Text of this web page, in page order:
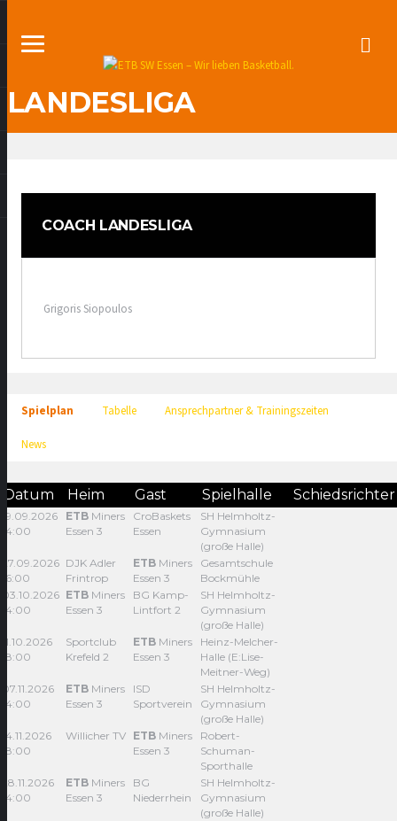
LANDESLIGA
COACH LANDESLIGA
Grigoris Siopoulos
Spielplan Tabelle Ansprechpartner & Trainingszeiten
News
Datum Heim Gast Spielhalle
19.09.2026
14:00
ETBMiners
Essen 3
CroBaskets
Essen
SH Helmholtz-
Gymnasium
(große Halle)
27.09.2026
16:00
DJK Adler
Frintrop
ETBMiners
Essen 3
Gesamtschule
Bockmühle
03.10.2026
14:00
ETBMiners
Essen 3
BG Kamp-
Lintfort 2
SH Helmholtz-
Gymnasium
(große Halle)
11.10.2026
18:00
Sportclub
Krefeld 2
ETBMiners
Essen 3
Heinz-Melcher-
Halle (E:Lise-
Meitner-Weg)
07.11.2026
14:00
ETBMiners
Essen 3
ISD
Sportverein
SH Helmholtz-
Gymnasium
(große Halle)
14.11.2026
18:00
Willicher TV ETBMiners
Essen 3
Robert-
Schuman-
Sporthalle
28.11.2026
14:00
ETBMiners
Essen 3
BG
Niederrhein
SH Helmholtz-
Gymnasium
(große Halle)